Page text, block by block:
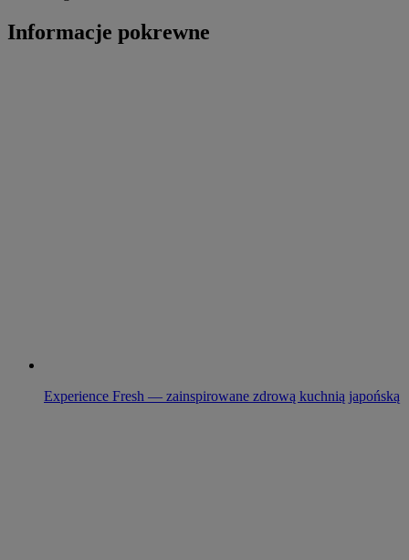
Informacje pokrewne
Experience Fresh — zainspirowane zdrową kuchnią japońską